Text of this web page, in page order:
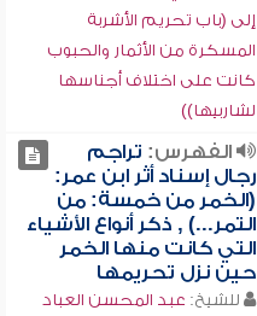
إلى (باب تحريم الأشربة
المسكرة من الأثمار والحبوب
كانت على اختلاف أجناسها
لشاربيها))
الفهرس: تراجم
رجال إسناد أثر ابن عمر:
(الخمر من خمسة: من
التمر...) , ذكر أنواع الأشياء
التي كانت منها الخمر
حين نزل تحريمها
للشيخ: عبد المحسن العباد